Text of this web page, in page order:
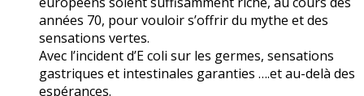
années 70, pour vouloir s’offrir du mythe et des
sensations vertes.
Avec l’incident d’E coli sur les germes, sensations
gastriques et intestinales garanties ….et au-delà des
espérances.